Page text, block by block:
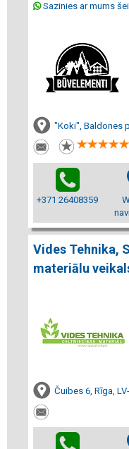
Sazinies ar mums
"Koki", Baldones
+371 26408359
Vides Tehnika,
materiālu
Čuibes 6, Rīga,